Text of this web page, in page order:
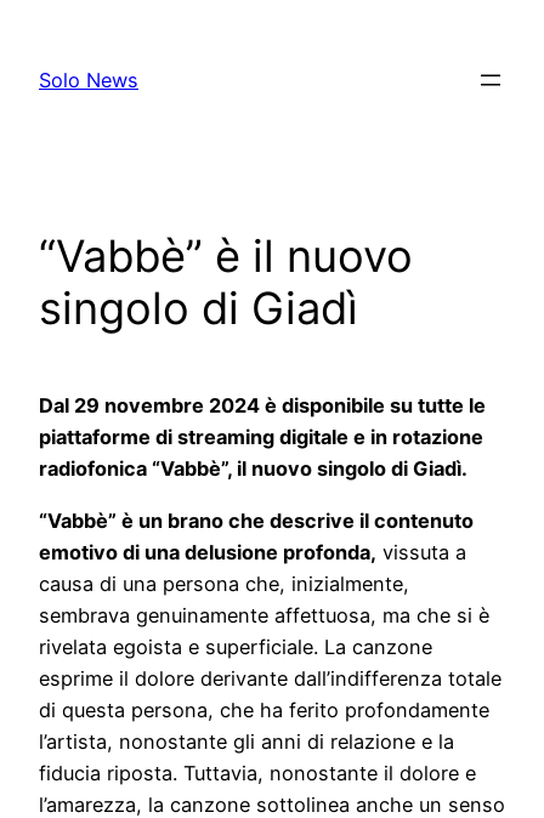
content
Solo News
“Vabbè” è il nuovo
singolo di Giadì
Dal 29 novembre 2024 è disponibile su tutte le
piattaforme di streaming digitale e in rotazione
radiofonica “Vabbè”, il nuovo singolo di Giadì.
“Vabbè” è un brano che descrive il contenuto
emotivo di una delusione profonda, vissuta a
causa di una persona che, inizialmente,
sembrava genuinamente affettuosa, ma che si è
rivelata egoista e superficiale. La canzone
esprime il dolore derivante dall’indifferenza totale
di questa persona, che ha ferito profondamente
l’artista, nonostante gli anni di relazione e la
fiducia riposta. Tuttavia, nonostante il dolore e
l’amarezza, la canzone sottolinea anche un senso